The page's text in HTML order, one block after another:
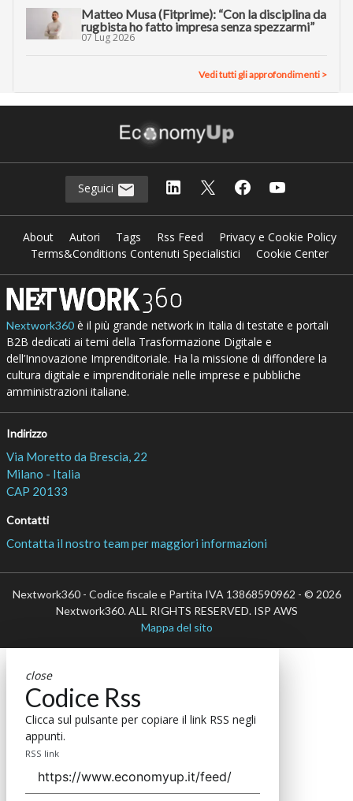
Matteo Musa (Fitprime): “Con la disciplina da
rugbista ho fatto impresa senza spezzarmi”
07 Lug 2026
Vedi tutti gli approfondimenti >
Seguici
About Autori Tags Rss Feed
Privacy e Cookie Policy
Terms&Conditions Contenuti Specialistici
Cookie Center
Nextwork360è il più grande network in Italia di testate e portali
B2B dedicati ai temi della Trasformazione Digitale e
dell’Innovazione Imprenditoriale. Ha la missione di diffondere la
cultura digitale e imprenditoriale nelle imprese e pubbliche
amministrazioni italiane.
Indirizzo
Via Moretto da Brescia, 22
Milano - Italia
CAP 20133
Contatti
Contatta il nostro team per maggiori informazioni
Nextwork360 - Codice fiscale e Partita IVA 13868590962 - © 2026
Nextwork360. ALL RIGHTS RESERVED. ISP AWS
Mappa del sito
close
Codice Rss
Clicca sul pulsante per copiare il link RSS negli
appunti.
RSS link